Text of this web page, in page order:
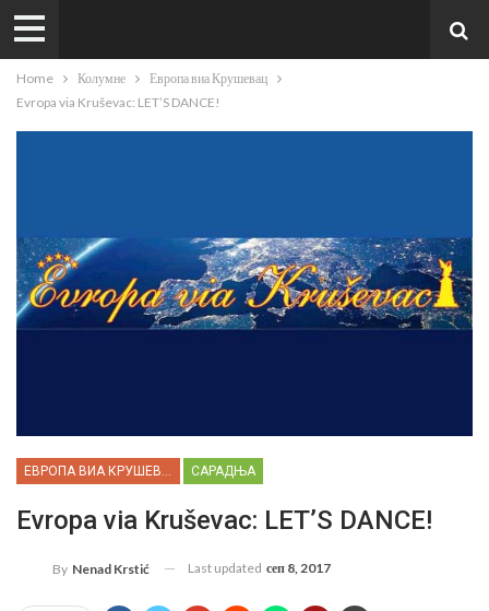
Home Колумне
Европа виа Крушевац
Evropa via Kruševac: LET’S DANCE!
САРАДЊА
Evropa via Kruševac: LET’S DANCE!
By Nenad Krstić Last updated сеп 8, 2017